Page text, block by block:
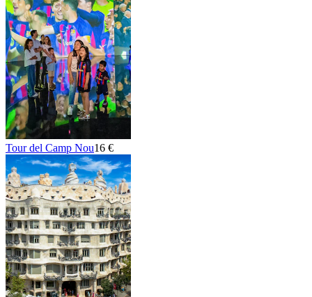
Tour del Camp Nou16 €